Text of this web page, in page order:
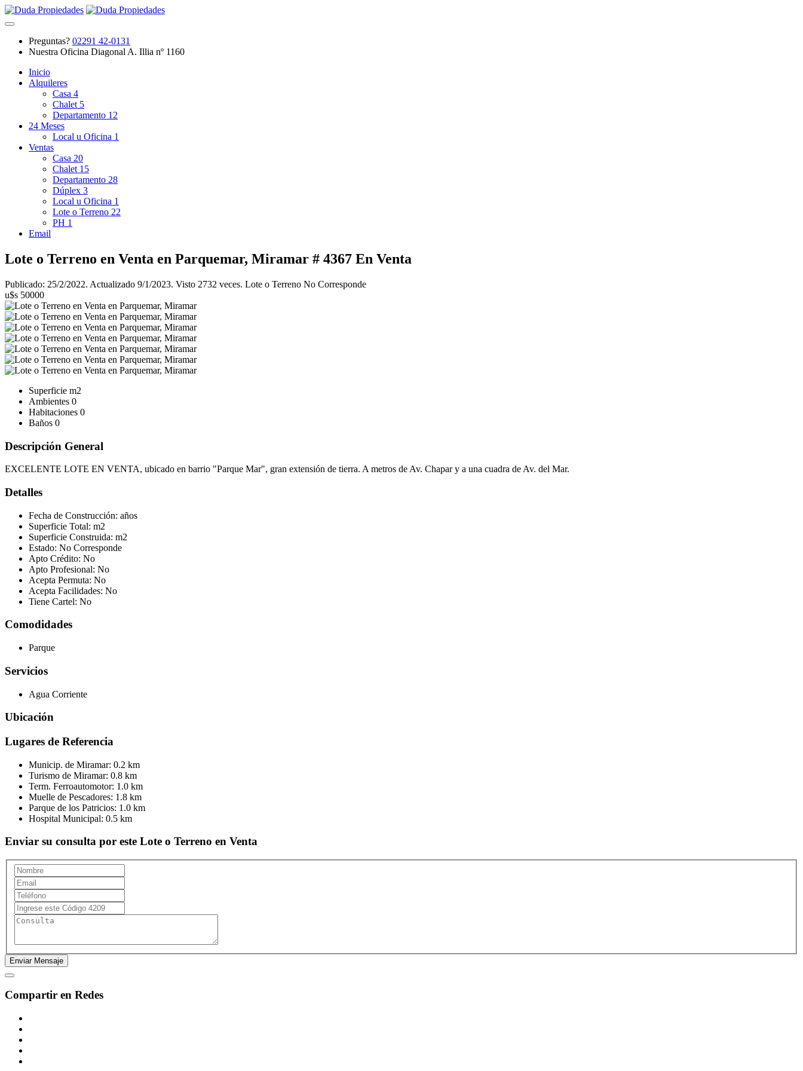
Preguntas? 02291 42-0131
Nuestra Oficina Diagonal A. Illia nº 1160
Inicio
Alquileres
Casa 4
Chalet 5
Departamento 12
24 Meses
Local u Oficina 1
Ventas
Casa 20
Chalet 15
Departamento 28
Dúplex 3
Local u Oficina 1
Lote o Terreno 22
PH 1
Email
Lote o Terreno en Venta en Parquemar, Miramar # 4367 En Venta
Publicado: 25/2/2022. Actualizado 9/1/2023. Visto 2732 veces. Lote o Terreno No Corresponde
u$s 50000
Superficie m2
Ambientes 0
Habitaciones 0
Baños 0
Descripción General
EXCELENTE LOTE EN VENTA, ubicado en barrio "Parque Mar", gran extensión de tierra. A metros de Av. Chapar y a una cuadra de Av. del Mar.
Detalles
Fecha de Construcción: años
Superficie Total: m2
Superficie Construida: m2
Estado: No Corresponde
Apto Crédito: No
Apto Profesional: No
Acepta Permuta: No
Acepta Facilidades: No
Tiene Cartel: No
Comodidades
Parque
Servicios
Agua Corriente
Ubicación
Lugares de Referencia
Municip. de Miramar: 0.2 km
Turismo de Miramar: 0.8 km
Term. Ferroautomotor: 1.0 km
Muelle de Pescadores: 1.8 km
Parque de los Patricios: 1.0 km
Hospital Municipal: 0.5 km
Enviar su consulta por este Lote o Terreno en Venta
Compartir en Redes